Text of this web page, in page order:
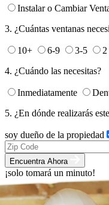
Instalar o Cambiar
3. ¿Cuántas ventanas
10+ 6-9 3-5 2
4. ¿Cuándo las necesitas?
Inmediatamente
5. ¿En dónde realizarás
soy dueño de la propiedad
Encuentra Ahora
¡solo tomará un minuto!